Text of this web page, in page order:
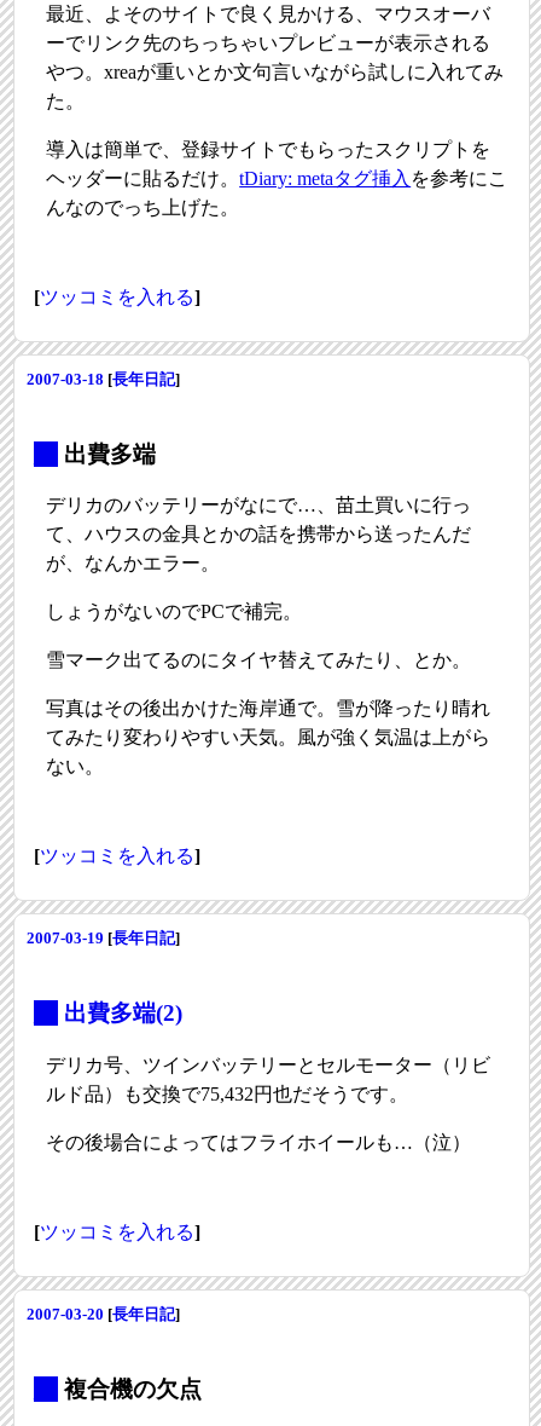
最近、よそのサイトで良く見かける、マウスオーバ
ーでリンク先のちっちゃいプレビューが表示される
やつ。xreaが重いとか文句言いながら試しに入れてみ
た。
導入は簡単で、登録サイトでもらったスクリプトを
ヘッダーに貼るだけ。tDiary: metaタグ挿入 を参考にこ
んなのでっち上げた。
[ツッコミを入れる]
2007-03-18 [長年日記]
出費多端
デリカのバッテリーがなにで…、苗土買いに行っ
て、ハウスの金具とかの話を携帯から送ったんだ
が、なんかエラー。
しょうがないのでPCで補完。
雪マーク出てるのにタイヤ替えてみたり、とか。
写真はその後出かけた海岸通で。雪が降ったり晴れ
てみたり変わりやすい天気。風が強く気温は上がら
ない。
[ツッコミを入れる]
2007-03-19 [長年日記]
出費多端(2)
デリカ号、ツインバッテリーとセルモーター（リビ
ルド品）も交換で75,432円也だそうです。
その後場合によってはフライホイールも…（泣）
[ツッコミを入れる]
2007-03-20 [長年日記]
複合機の欠点